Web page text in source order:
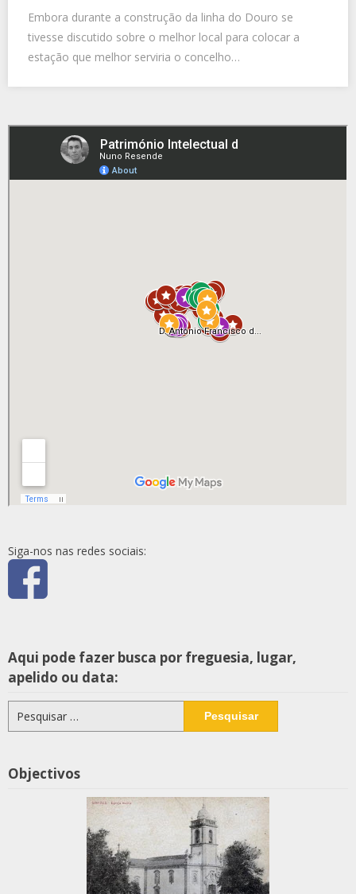
Embora durante a construção da linha do Douro se
tivesse discutido sobre o melhor local para colocar a
estação que melhor serviria o concelho…
Siga-nos nas redes sociais:
Aqui pode fazer busca por freguesia, lugar,
apelido ou data:
por:
Objectivos